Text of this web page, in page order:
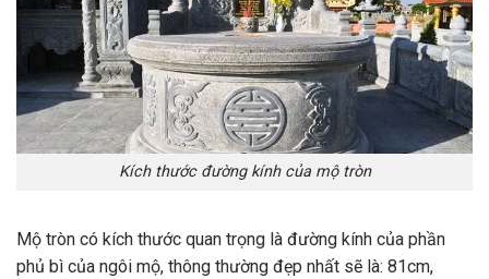
Kích thước đường kính của mộ tròn
Mộ tròn có kích thước quan trọng là đường kính của phần
phủ bì của ngôi mộ, thông thường đẹp nhất sẽ là: 81cm,